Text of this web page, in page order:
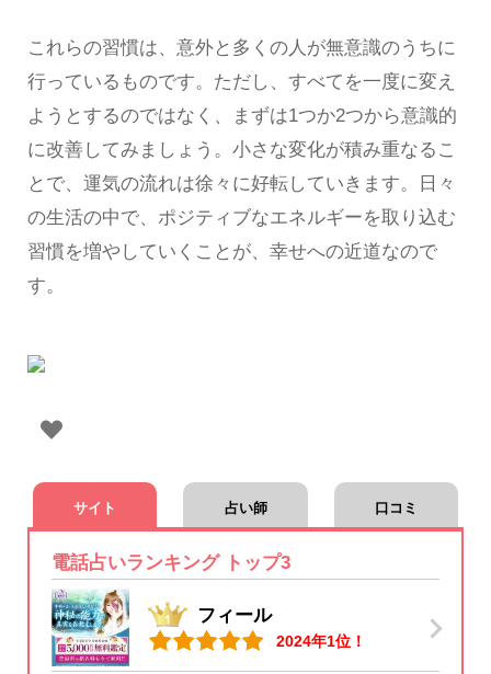
これらの習慣は、意外と多くの人が無意識のうちに
行っているものです。ただし、すべてを一度に変え
ようとするのではなく、まずは1つか2つから意識的
に改善してみましょう。小さな変化が積み重なるこ
とで、運気の流れは徐々に好転していきます。日々
の生活の中で、ポジティブなエネルギーを取り込む
習慣を増やしていくことが、幸せへの近道なので
す。
サイト 占い師 口コミ
電話占いランキング トップ3
フィール
2024年1位！